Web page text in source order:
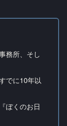
務所、そし
でに10年以
ぼくのお日